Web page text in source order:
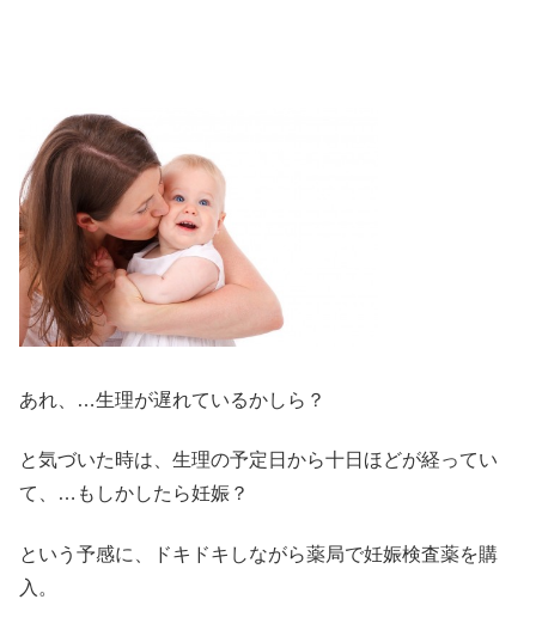
あれ、…生理が遅れているかしら？
と気づいた時は、生理の予定日から十日ほどが経ってい
て、…もしかしたら妊娠？
という予感に、ドキドキしながら薬局で妊娠検査薬を購
入。